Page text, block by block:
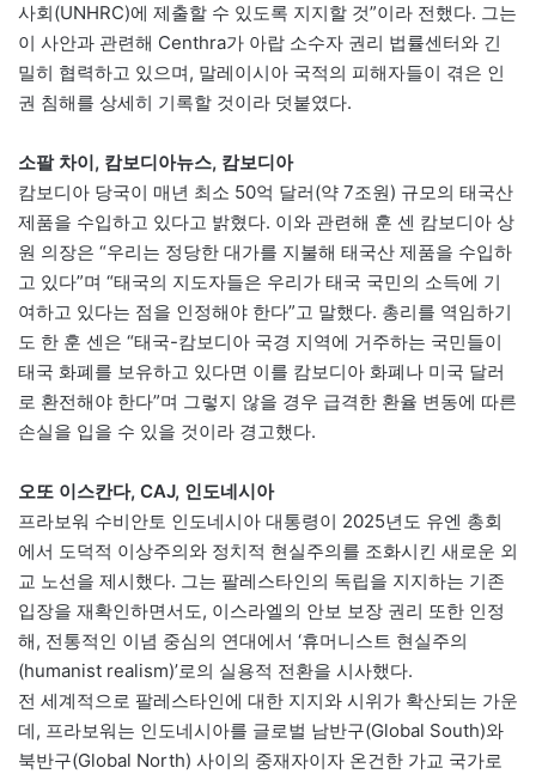
사회(UNHRC)에 제출할 수 있도록 지지할 것”이라 전했다. 그는
이 사안과 관련해 Centhra가 아랍 소수자 권리 법률센터와 긴
밀히 협력하고 있으며, 말레이시아 국적의 피해자들이 겪은 인
권 침해를 상세히 기록할 것이라 덧붙였다.
소팔 차이, 캄보디아뉴스, 캄보디아
캄보디아 당국이 매년 최소 50억 달러(약 7조원) 규모의 태국산
제품을 수입하고 있다고 밝혔다. 이와 관련해 훈 센 캄보디아 상
원 의장은 “우리는 정당한 대가를 지불해 태국산 제품을 수입하
고 있다”며 “태국의 지도자들은 우리가 태국 국민의 소득에 기
여하고 있다는 점을 인정해야 한다”고 말했다. 총리를 역임하기
도 한 훈 센은 “태국-캄보디아 국경 지역에 거주하는 국민들이
태국 화폐를 보유하고 있다면 이를 캄보디아 화폐나 미국 달러
로 환전해야 한다”며 그렇지 않을 경우 급격한 환율 변동에 따른
손실을 입을 수 있을 것이라 경고했다.
오또 이스칸다, CAJ, 인도네시아
프라보워 수비안토 인도네시아 대통령이 2025년도 유엔 총회
에서 도덕적 이상주의와 정치적 현실주의를 조화시킨 새로운 외
교 노선을 제시했다. 그는 팔레스타인의 독립을 지지하는 기존
입장을 재확인하면서도, 이스라엘의 안보 보장 권리 또한 인정
해, 전통적인 이념 중심의 연대에서 ‘휴머니스트 현실주의
(humanist realism)’로의 실용적 전환을 시사했다.
전 세계적으로 팔레스타인에 대한 지지와 시위가 확산되는 가운
데, 프라보워는 인도네시아를 글로벌 남반구(Global South)와
북반구(Global North) 사이의 중재자이자 온건한 가교 국가로